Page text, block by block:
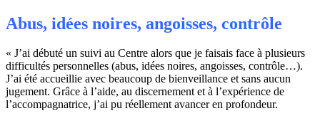
Abus, idées noires, angoisses, contrôle
« J’ai débuté un suivi au Centre alors que je faisais face à plusieurs
difficultés personnelles (abus, idées noires, angoisses, contrôle…).
J’ai été accueillie avec beaucoup de bienveillance et sans aucun
jugement. Grâce à l’aide, au discernement et à l’expérience de
l’accompagnatrice, j’ai pu réellement avancer en profondeur.